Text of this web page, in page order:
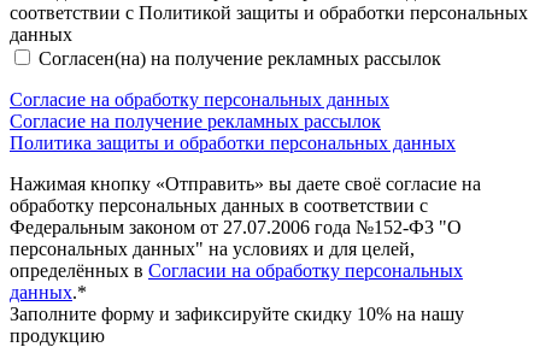
соответствии с Политикой защиты и обработки персональных
данных
Согласен(на) на получение рекламных рассылок
Согласие на обработку персональных данных
Согласие на получение рекламных рассылок
Политика защиты и обработки персональных данных
Нажимая кнопку «Отправить» вы даете своё согласие на
обработку персональных данных в соответствии с
Федеральным законом от 27.07.2006 года №152-Ф3 "О
персональных данных" на условиях и для целей,
определённых в Согласии на обработку персональных
данных.*
Заполните форму и зафиксируйте скидку 10% на нашу
продукцию